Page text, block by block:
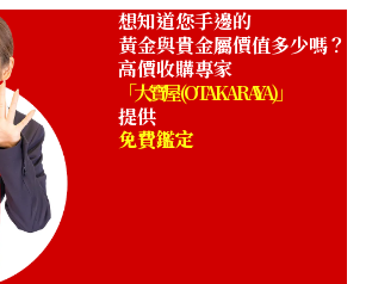
想知道您手邊的
黃金與貴金屬價值多少嗎？
高價收購專家
「大寶屋 (OTAKARAYA)」
提供
免費鑑定